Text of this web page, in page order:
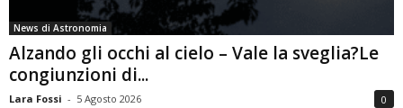
News di Astronomia
Alzando gli occhi al cielo – Vale la sveglia?Le
congiunzioni di...
Lara Fossi - 5 Agosto 2026 0